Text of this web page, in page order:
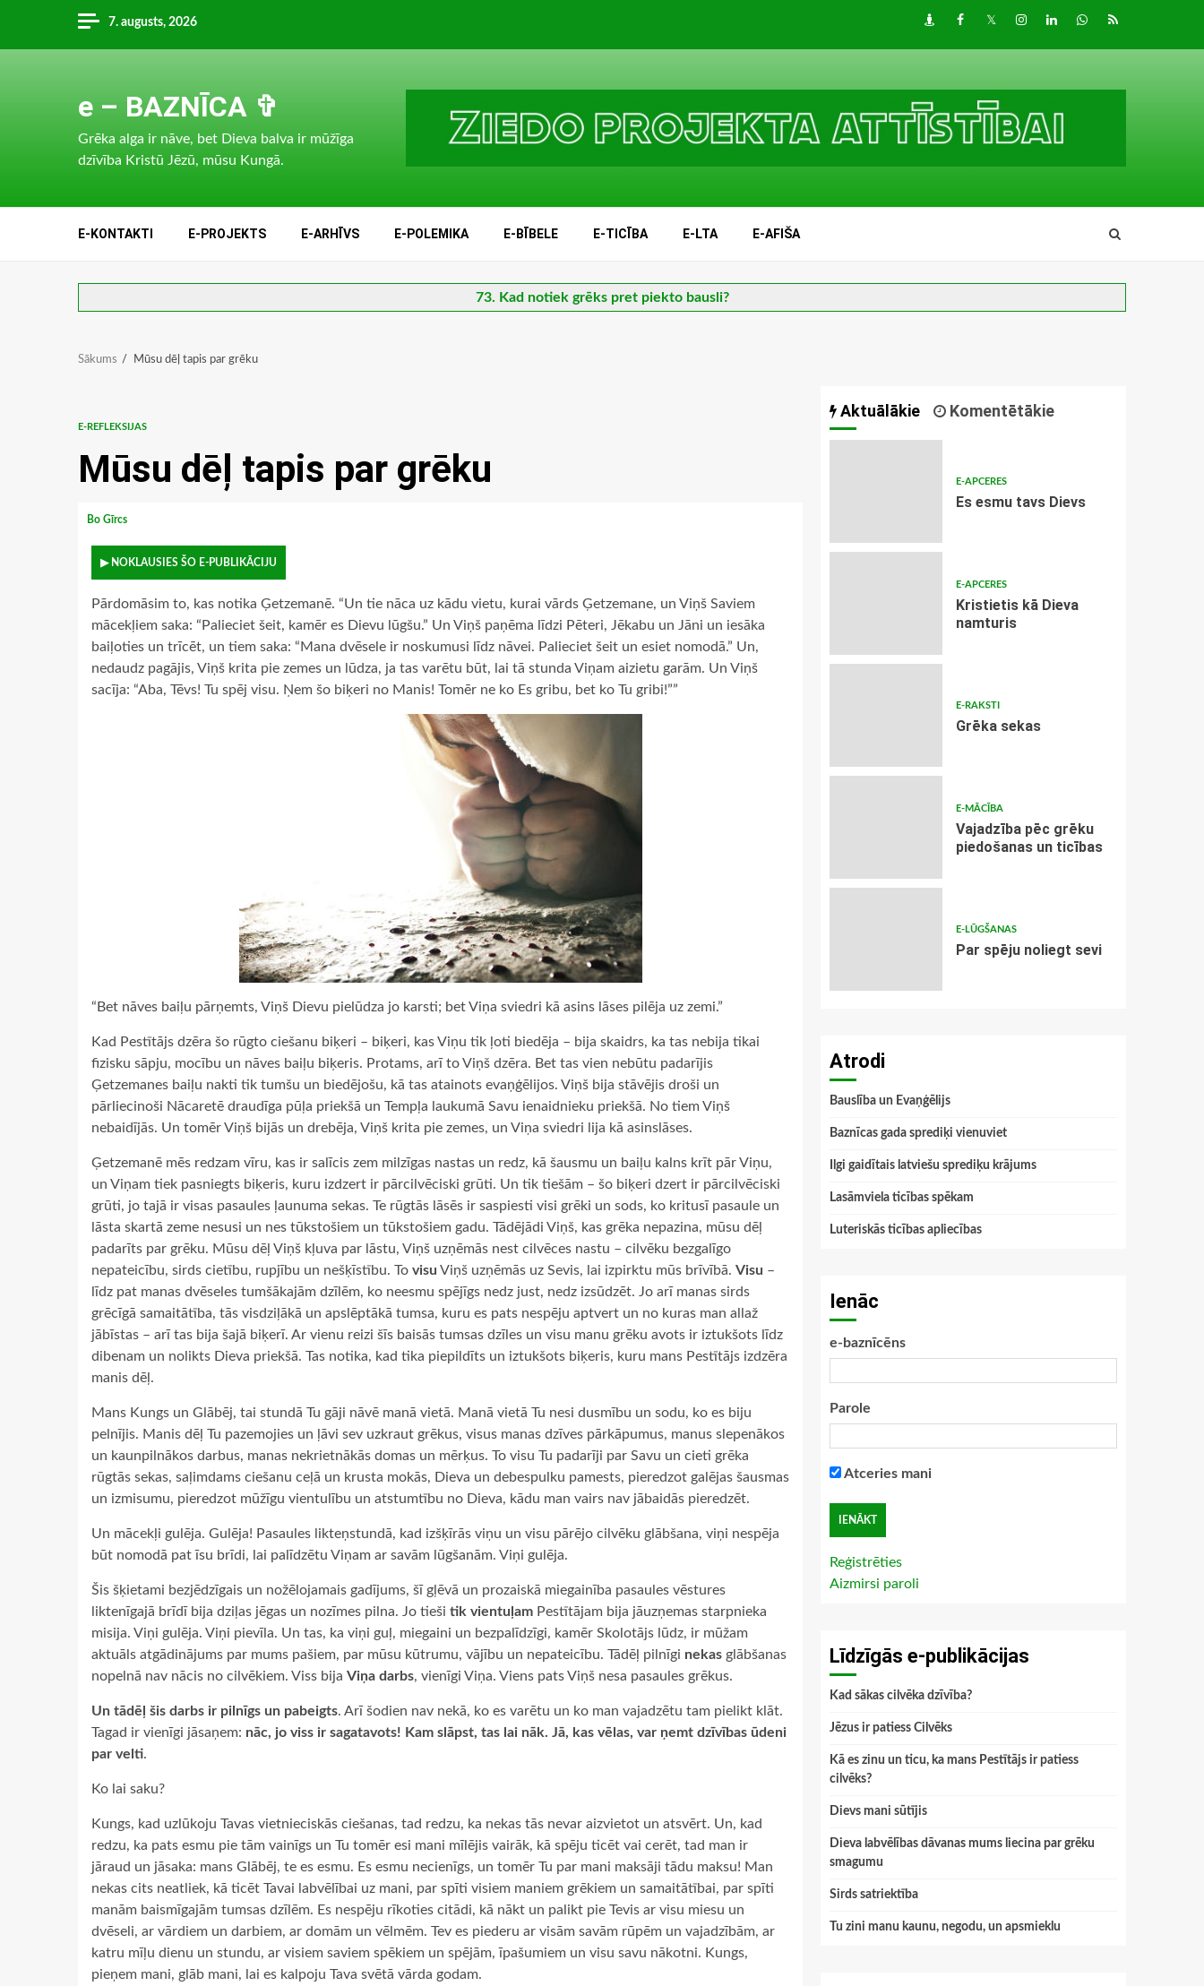
content
7. augusts, 2026 DraugiemFacebook
TwitterInstagram
LinkedInwhatsapp
RSS
e – BAZNĪCA ✞
Grēka alga ir nāve, bet Dieva balva ir mūžīga
dzīvība Kristū Jēzū, mūsu Kungā.
E-KONTAKTI E-PROJEKTS E-ARHĪVS E-POLEMIKA E-BĪBELE E-TICĪBA E-LTA E-AFIŠA
73. Kad notiek grēks pret piekto bausli?
Sākums Mūsu dēļ tapis par grēku
E-REFLEKSIJAS
Mūsu dēļ tapis par grēku
Bo Gīrcs
▶ NOKLAUSIES ŠO E-PUBLIKĀCIJU
Pārdomāsim to, kas notika Ģetzemanē. “Un tie nāca uz kādu vietu, kurai vārds Ģetzemane, un Viņš Saviem
mācekļiem saka: “Palieciet šeit, kamēr es Dievu lūgšu.” Un Viņš paņēma līdzi Pēteri, Jēkabu un Jāni un iesāka
baiļoties un trīcēt, un tiem saka: “Mana dvēsele ir noskumusi līdz nāvei. Palieciet šeit un esiet nomodā.” Un,
nedaudz pagājis, Viņš krita pie zemes un lūdza, ja tas varētu būt, lai tā stunda Viņam aizietu garām. Un Viņš
sacīja: “Aba, Tēvs! Tu spēj visu. Ņem šo biķeri no Manis! Tomēr ne ko Es gribu, bet ko Tu gribi!””
“Bet nāves baiļu pārņemts, Viņš Dievu pielūdza jo karsti; bet Viņa sviedri kā asins lāses pilēja uz zemi.”
Kad Pestītājs dzēra šo rūgto ciešanu biķeri – biķeri, kas Viņu tik ļoti biedēja – bija skaidrs, ka tas nebija tikai
fizisku sāpju, mocību un nāves baiļu biķeris. Protams, arī to Viņš dzēra. Bet tas vien nebūtu padarījis
Ģetzemanes baiļu nakti tik tumšu un biedējošu, kā tas atainots evaņģēlijos. Viņš bija stāvējis droši un
pārliecinoši Nācaretē draudīga pūļa priekšā un Tempļa laukumā Savu ienaidnieku priekšā. No tiem Viņš
nebaidījās. Un tomēr Viņš bijās un drebēja, Viņš krita pie zemes, un Viņa sviedri lija kā asinslāses.
Ģetzemanē mēs redzam vīru, kas ir salīcis zem milzīgas nastas un redz, kā šausmu un baiļu kalns krīt pār Viņu,
un Viņam tiek pasniegts biķeris, kuru izdzert ir pārcilvēciski grūti. Un tik tiešām – šo biķeri dzert ir pārcilvēciski
grūti, jo tajā ir visas pasaules ļaunuma sekas. Te rūgtās lāsēs ir saspiesti visi grēki un sods, ko kritusī pasaule un
lāsta skartā zeme nesusi un nes tūkstošiem un tūkstošiem gadu. Tādējādi Viņš, kas grēka nepazina, mūsu dēļ
padarīts par grēku. Mūsu dēļ Viņš kļuva par lāstu, Viņš uzņēmās nest cilvēces nastu – cilvēku bezgalīgo
nepateicību, sirds cietību, rupjību un nešķīstību. To visu Viņš uzņēmās uz Sevis, lai izpirktu mūs brīvībā. Visu –
līdz pat manas dvēseles tumšākajām dzīlēm, ko neesmu spējīgs nedz just, nedz izsūdzēt. Jo arī manas sirds
grēcīgā samaitātība, tās visdziļākā un apslēptākā tumsa, kuru es pats nespēju aptvert un no kuras man allaž
jābīstas – arī tas bija šajā biķerī. Ar vienu reizi šīs baisās tumsas dzīles un visu manu grēku avots ir iztukšots līdz
dibenam un nolikts Dieva priekšā. Tas notika, kad tika piepildīts un iztukšots biķeris, kuru mans Pestītājs izdzēra
manis dēļ.
Mans Kungs un Glābēj, tai stundā Tu gāji nāvē manā vietā. Manā vietā Tu nesi dusmību un sodu, ko es biju
pelnījis. Manis dēļ Tu pazemojies un ļāvi sev uzkraut grēkus, visus manas dzīves pārkāpumus, manus slepenākos
un kaunpilnākos darbus, manas nekrietnākās domas un mērķus. To visu Tu padarīji par Savu un cieti grēka
rūgtās sekas, saļimdams ciešanu ceļā un krusta mokās, Dieva un debespulku pamests, pieredzot galējas šausmas
un izmisumu, pieredzot mūžīgu vientulību un atstumtību no Dieva, kādu man vairs nav jābaidās pieredzēt.
Un mācekļi gulēja. Gulēja! Pasaules likteņstundā, kad izšķīrās viņu un visu pārējo cilvēku glābšana, viņi nespēja
būt nomodā pat īsu brīdi, lai palīdzētu Viņam ar savām lūgšanām. Viņi gulēja.
Šis šķietami bezjēdzīgais un nožēlojamais gadījums, šī gļēvā un prozaiskā miegainība pasaules vēstures
liktenīgajā brīdī bija dziļas jēgas un nozīmes pilna. Jo tieši tik vientuļam Pestītājam bija jāuzņemas starpnieka
misija. Viņi gulēja. Viņi pievīla. Un tas, ka viņi guļ, miegaini un bezpalīdzīgi, kamēr Skolotājs lūdz, ir mūžam
aktuāls atgādinājums par mums pašiem, par mūsu kūtrumu, vājību un nepateicību. Tādēļ pilnīgi nekas glābšanas
nopelnā nav nācis no cilvēkiem. Viss bija Viņa darbs, vienīgi Viņa. Viens pats Viņš nesa pasaules grēkus.
Un tādēļ šis darbs ir pilnīgs un pabeigts. Arī šodien nav nekā, ko es varētu un ko man vajadzētu tam pielikt klāt.
Tagad ir vienīgi jāsaņem: nāc, jo viss ir sagatavots! Kam slāpst, tas lai nāk. Jā, kas vēlas, var ņemt dzīvības ūdeni
par velti.
Ko lai saku?
Kungs, kad uzlūkoju Tavas vietnieciskās ciešanas, tad redzu, ka nekas tās nevar aizvietot un atsvērt. Un, kad
redzu, ka pats esmu pie tām vainīgs un Tu tomēr esi mani mīlējis vairāk, kā spēju ticēt vai cerēt, tad man ir
jāraud un jāsaka: mans Glābēj, te es esmu. Es esmu necienīgs, un tomēr Tu par mani maksāji tādu maksu! Man
nekas cits neatliek, kā ticēt Tavai labvēlībai uz mani, par spīti visiem maniem grēkiem un samaitātībai, par spīti
manām baismīgajām tumsas dzīlēm. Es nespēju rīkoties citādi, kā nākt un palikt pie Tevis ar visu miesu un
dvēseli, ar vārdiem un darbiem, ar domām un vēlmēm. Tev es piederu ar visām savām rūpēm un vajadzībām, ar
katru mīļu dienu un stundu, ar visiem saviem spēkiem un spējām, īpašumiem un visu savu nākotni. Kungs,
pieņem mani, glāb mani, lai es kalpoju Tava svētā vārda godam.
Aktuālākie Komentētākie
E-APCERES
Es esmu tavs Dievs
E-APCERES
Kristietis kā Dieva
namturis
E-RAKSTI
Grēka sekas
E-MĀCĪBA
Vajadzība pēc grēku
piedošanas un ticības
E-LŪGŠANAS
Par spēju noliegt sevi
Atrodi
Bauslība un Evaņģēlijs
Baznīcas gada sprediķi vienuviet
Ilgi gaidītais latviešu sprediķu krājums
Lasāmviela ticības spēkam
Luteriskās ticības apliecības
Ienāc
e-baznīcēns
Parole
Atceries mani
Reģistrēties
Aizmirsi paroli
Līdzīgās e-publikācijas
Kad sākas cilvēka dzīvība?
Jēzus ir patiess Cilvēks
Kā es zinu un ticu, ka mans Pestītājs ir patiess
cilvēks?
Dievs mani sūtījis
Dieva labvēlības dāvanas mums liecina par grēku
smagumu
Sirds satriektība
Tu zini manu kaunu, negodu, un apsmieklu